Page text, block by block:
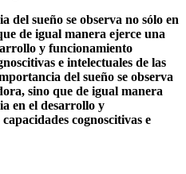
del sueño se observa no sólo en
de igual manera ejerce una
y funcionamiento
e intelectuales de las
del sueño se observa
sino que de igual manera
en el desarrollo y
cognoscitivas e